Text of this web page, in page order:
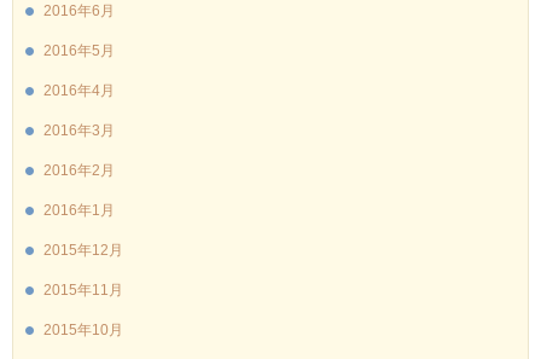
2016年6月
2016年5月
2016年4月
2016年3月
2016年2月
2016年1月
2015年12月
2015年11月
2015年10月